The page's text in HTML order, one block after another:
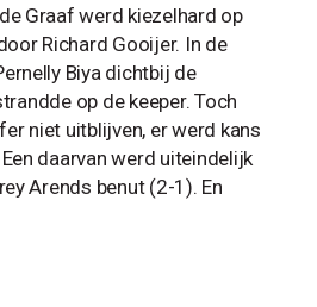
Graaf werd kiezelhard op
Richard Gooijer. In de
Biya dichtbij de
op de keeper. Toch
niet uitblijven, er werd kans
daarvan werd uiteindelijk
Arends benut (2-1). En